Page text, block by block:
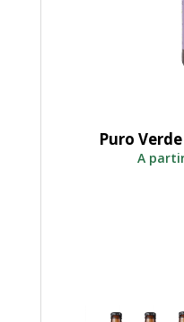
Puro
A